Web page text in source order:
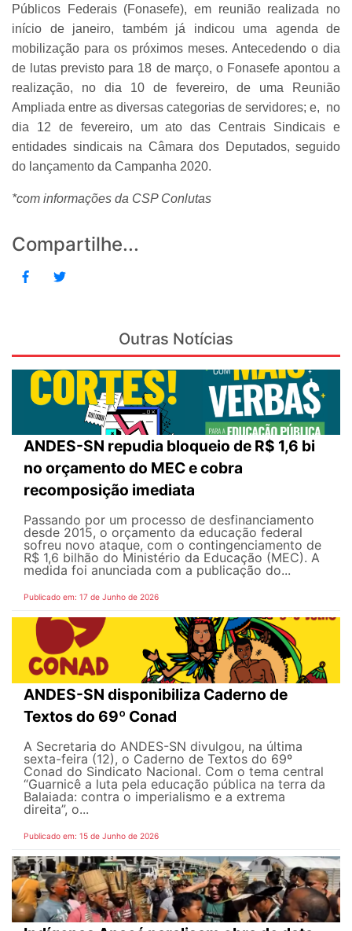
Públicos Federais (Fonasefe), em reunião realizada no
início de janeiro, também já indicou uma agenda de
mobilização para os próximos meses. Antecedendo o dia
de lutas previsto para 18 de março, o Fonasefe apontou a
realização, no dia 10 de fevereiro, de uma Reunião
Ampliada entre as diversas categorias de servidores; e, no
dia 12 de fevereiro, um ato das Centrais Sindicais e
entidades sindicais na Câmara dos Deputados, seguido
do lançamento da Campanha 2020.
*com informações da CSP Conlutas
Compartilhe...
Outras Notícias
ANDES-SN repudia bloqueio de R$ 1,6 bi
no orçamento do MEC e cobra
recomposição imediata
Passando por um processo de desfinanciamento
desde 2015, o orçamento da educação federal
sofreu novo ataque, com o contingenciamento de
R$ 1,6 bilhão do Ministério da Educação (MEC). A
medida foi anunciada com a publicação do...
Publicado em: 17 de Junho de 2026
ANDES-SN disponibiliza Caderno de
Textos do 69º Conad
A Secretaria do ANDES-SN divulgou, na última
sexta-feira (12), o Caderno de Textos do 69º
Conad do Sindicato Nacional. Com o tema central
“Guarnicê a luta pela educação pública na terra da
Balaiada: contra o imperialismo e a extrema
direita”, o...
Publicado em: 15 de Junho de 2026